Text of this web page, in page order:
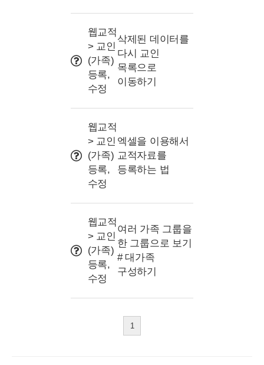
웹교적
> 교인
(가족)
등록,
수정
삭제된 데이터를
다시 교인
목록으로
이동하기
웹교적
> 교인
(가족)
등록,
수정
엑셀을 이용해서
교적자료를
등록하는 법
웹교적
> 교인
(가족)
등록,
수정
여러 가족 그룹을
한 그룹으로 보기
# 대가족
구성하기
1